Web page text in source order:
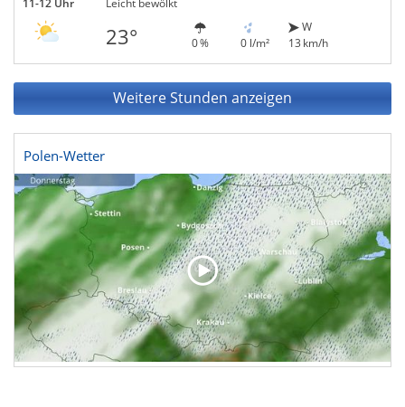
11-12 Uhr Leicht bewölkt
23° 0 % 0 l/m²
W
13 km/h
Weitere Stunden anzeigen
Polen-Wetter